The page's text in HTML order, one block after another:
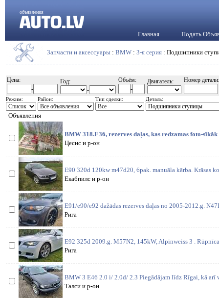
объявления
Главная Подать
Запчасти и аксессуары : BMW : 3-я серия : Подшипники
Цена:
-
Год:
-
Объём:
-
Двигатель: Номер детали:
Режим: Район: Тип сделки: Деталь:
Объявления
BMW 318.E36, rezerves daļas, kas redzamas foto-
Цесис и р-он
E90 320d 120kw m47d20, 6pak. manuāla kārba. Krāsas
Екабпилс и р-он
E91/e90/e92 dažādas rezerves daļas no 2005-2012.g.
Рига
E92 325d 2009.g. M57N2, 145kW, Alpinweiss 3 .
Рига
BMW 3 E46 2.0 i/ 2.0d/ 2.3 Piegādājam līdz Rīgai, kā arī
Талси и р-он